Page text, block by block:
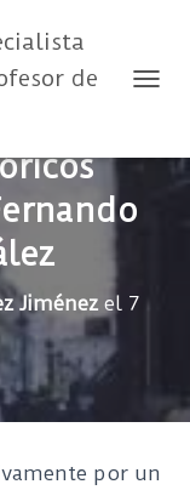
de
Jiménez el 7
por un